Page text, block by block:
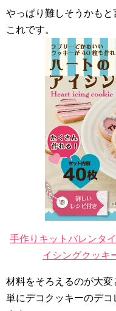
やっぱり難しそうかも
これです。
手作りキットバレンタ
イシングクッキ
材料をそろえるのが大
単にデコクッキーのデ